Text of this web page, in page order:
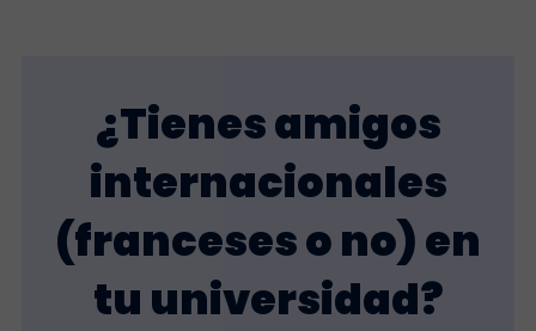
¿Tienes amigos
internacionales
(franceses o no) en
tu universidad?